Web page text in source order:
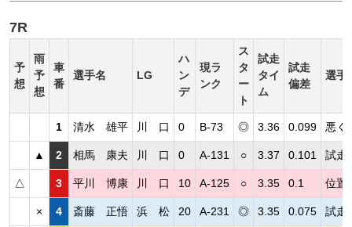
7R
予
想
雨
予
想
車
番
選手名 LG
ハ
ン
デ
現ラ
ンク
ス
タ
ー
ト
試走
タイ
ム
試走
偏差
選手
1 清水 雄平 川 口 0 B-73 ◎ 3.36 0.099 悪く
▲ 2 相馬 康夫 川 口 0 A-131 ○ 3.37 0.101 試走
△ 3 平川 博康 川 口 10 A-125 ○ 3.35 0.1 位置
× 4 斎藤 正悟 浜 松 20 A-231 ◎ 3.35 0.075 試走